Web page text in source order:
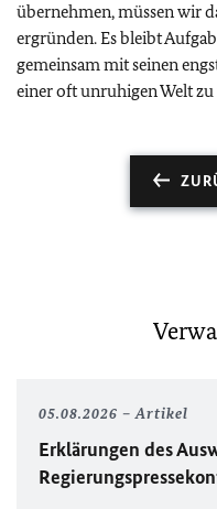
übernehmen, müssen wir
ergründen. Es bleibt
gemeinsam mit seinen
einer oft unruhigen Welt zu
05.08.2026 Artikel
Erklärungen des